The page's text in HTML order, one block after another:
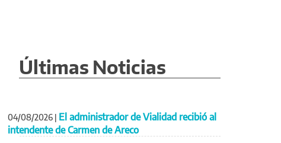
Últimas Noticias
04/08/2026 | El administrador de Vialidad recibió al
intendente de Carmen de Areco